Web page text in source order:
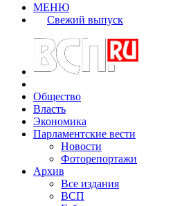
МЕНЮ
Свежий выпуск
Общество
Власть
Экономика
Парламентские вести
Новости
Фоторепортажи
Архив
Все издания
ВСП